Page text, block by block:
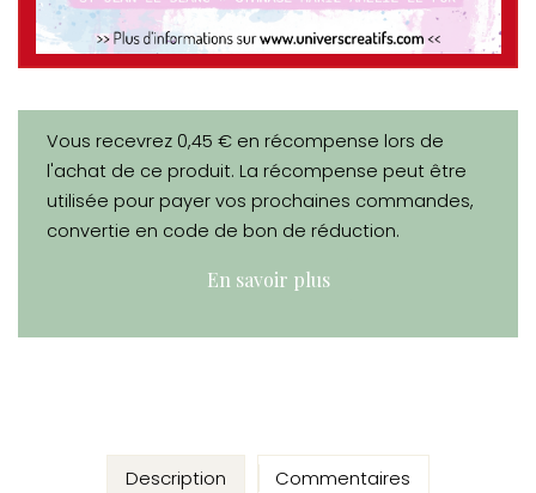
Vous recevrez 0,45 € en récompense lors de
l'achat de ce produit. La récompense peut être
utilisée pour payer vos prochaines commandes,
convertie en code de bon de réduction.
En savoir plus
Description Commentaires